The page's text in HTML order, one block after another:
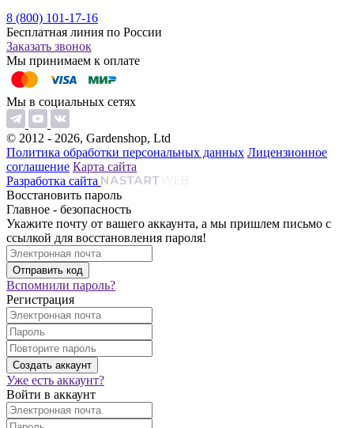
8 (800) 101-17-16
Бесплатная линия по России
Заказать звонок
Мы принимаем к оплате
Мы в социальных сетях
© 2012 - 2026, Gardenshop, Ltd
Политика обработки персональных данных Лицензионное
соглашение Карта сайта
Разработка сайта
Восстановить пароль
Главное - безопасность
Укажите почту от вашего аккаунта, а мы пришлем письмо с
ссылкой для восстановления пароля!
Вспомнили пароль?
Регистрация
Уже есть аккаунт?
Войти в аккаунт